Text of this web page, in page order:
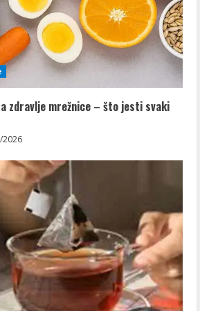
zdravlje mrežnice – što jesti svaki
2026